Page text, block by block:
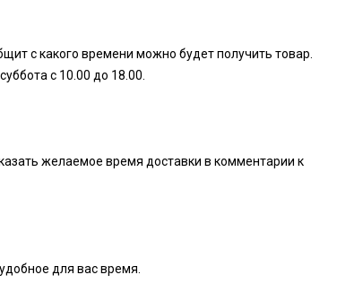
с какого времени можно будет получить товар.
с 10.00 до 18.00.
желаемое время доставки в комментарии к
для вас время.